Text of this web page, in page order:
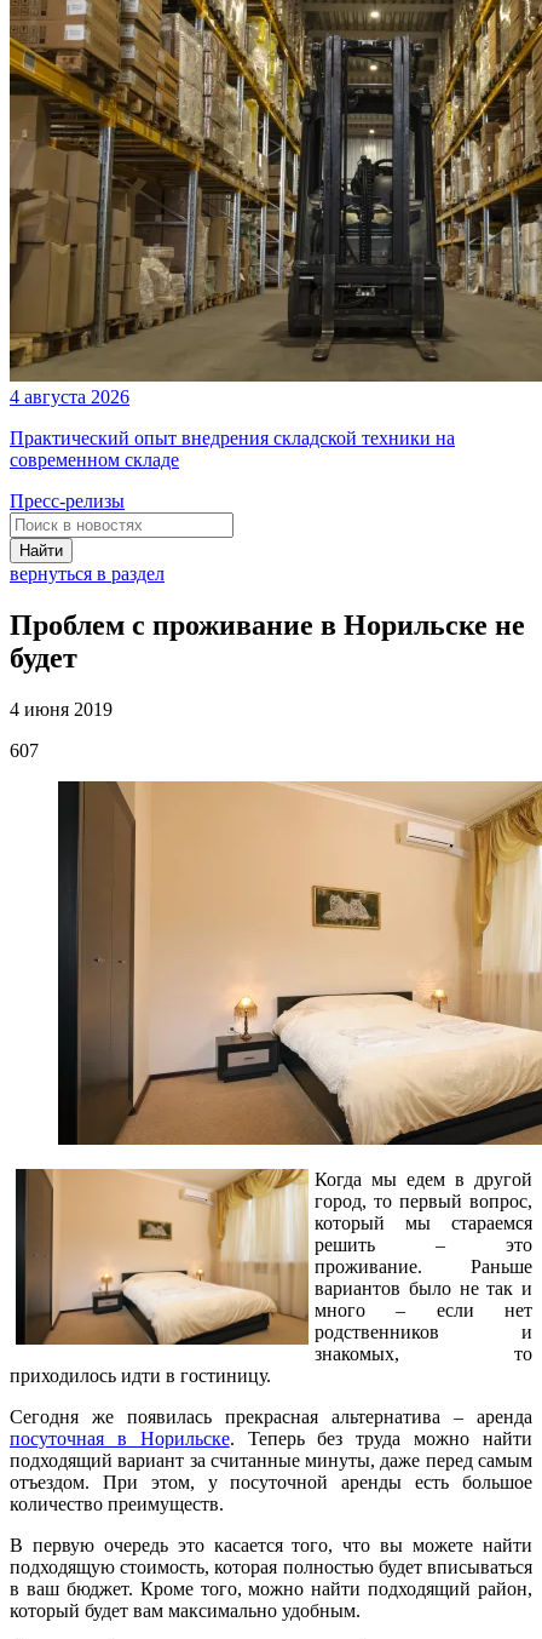
4 августа 2026
Практический опыт внедрения складской техники на
современном складе
Пресс-релизы
Найти
вернуться в раздел
Проблем с проживание в Норильске не
будет
4 июня 2019
607
Когда мы едем в другой
город, то первый вопрос,
который мы стараемся
решить – это
проживание. Раньше
вариантов было не так и
много – если нет
родственников и
знакомых, то
приходилось идти в гостиницу.
Сегодня же появилась прекрасная альтернатива – аренда
посуточная в Норильске. Теперь без труда можно найти
подходящий вариант за считанные минуты, даже перед самым
отъездом. При этом, у посуточной аренды есть большое
количество преимуществ.
В первую очередь это касается того, что вы можете найти
подходящую стоимость, которая полностью будет вписываться
в ваш бюджет. Кроме того, можно найти подходящий район,
который будет вам максимально удобным.